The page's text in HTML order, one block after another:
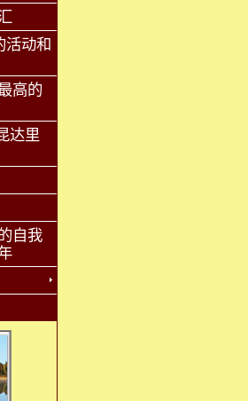
动和
高的
达里
自我